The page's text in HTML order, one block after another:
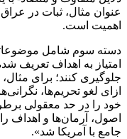
می‌شود.
یادآور می‌شود روزنامه
رئیس‌جمهور آمریکا، در
گروه تروریستی مجاهدین
حداکثری بر ایران شد.»
این روزنامه همچنین
[منافقین] در قبل از
غرب و آمریکا هم همواره